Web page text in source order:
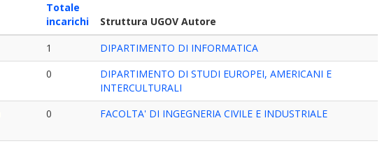
Totale
incarichi
Struttura UGOV Autore
1
DIPARTIMENTO DI INFORMATICA
0
DIPARTIMENTO DI STUDI EUROPEI, AMERICANI E
INTERCULTURALI
0 FACOLTA' DI INGEGNERIA CIVILE E INDUSTRIALE